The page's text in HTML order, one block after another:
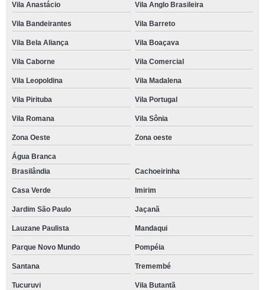
Vila Anastácio Vila Anglo Brasileira
Vila Bandeirantes Vila Barreto
Vila Bela Aliança Vila Boaçava
Vila Caborne Vila Comercial
Vila Leopoldina Vila Madalena
Vila Pirituba Vila Portugal
Vila Romana Vila Sônia
Zona Oeste Zona oeste
Água Branca
Brasilândia
Cachoeirinha
Casa Verde Imirim
Jardim São Paulo Jaçanã
Lauzane Paulista Mandaqui
Parque Novo Mundo Pompéia
Santana Tremembé
Tucuruvi Vila Butantã